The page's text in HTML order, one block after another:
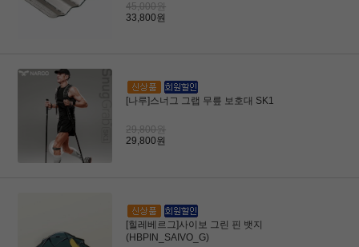
45,000원
33,800원
[나루]스너그 그랩 무릎 보호대 SK1
29,800원
29,800원
[힐레베르그]사이보 그린 핀 뱃지
(HBPIN_SAIVO_G)